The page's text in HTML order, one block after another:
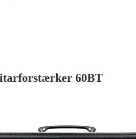
60BT